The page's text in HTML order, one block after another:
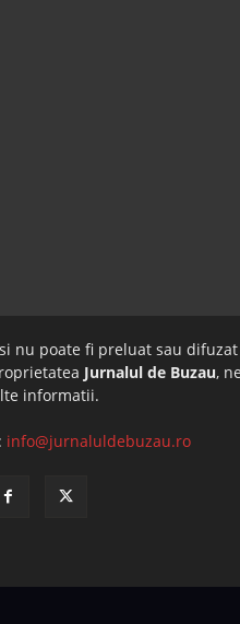
si nu poate fi preluat sau
Jurnalul de Buzau,
informatii.
info@jurnaluldebuzau.ro